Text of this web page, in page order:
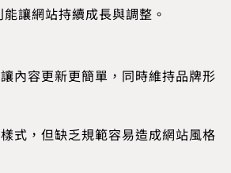
讓網站持續成長與調整。
內容更新更簡單，同時維持品牌形
式，但缺乏規範容易造成網站風格